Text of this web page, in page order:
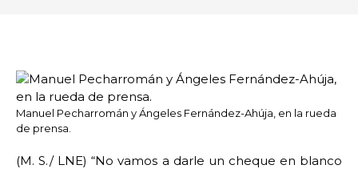
Manuel Pecharromán y Ángeles Fernández-Ahúja, en la rueda
de prensa.
(M. S./ LNE) “No vamos a darle un cheque en blanco